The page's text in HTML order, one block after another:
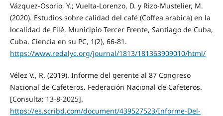
Vázquez-Osorio, Y.; Vuelta-Lorenzo, D. y Rizo-Mustelier, M.
(2020). Estudios sobre calidad del café (Coffea arabica) en la
localidad de Filé, Municipio Tercer Frente, Santiago de Cuba,
Cuba. Ciencia en su PC, 1(2), 66-81.
https://www.redalyc.org/journal/1813/181363909010/html/
Vélez V., R. (2019). Informe del gerente al 87 Congreso
Nacional de Cafeteros. Federación Nacional de Cafeteros.
[Consulta: 13-8-2025].
https://es.scribd.com/document/439527523/Informe-Del-